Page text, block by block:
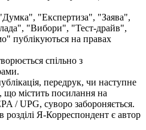
"Експертиза", "Заява",
"Вибори", "Тест-драйв",
публікуються на правах
спільно з
передрук, чи наступне
що містить посилання на
/ UPG, суворо забороняється.
розділі Я-Корреспондент є автор